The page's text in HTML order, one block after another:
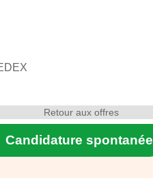
Candidature spontanée
Retour aux offres